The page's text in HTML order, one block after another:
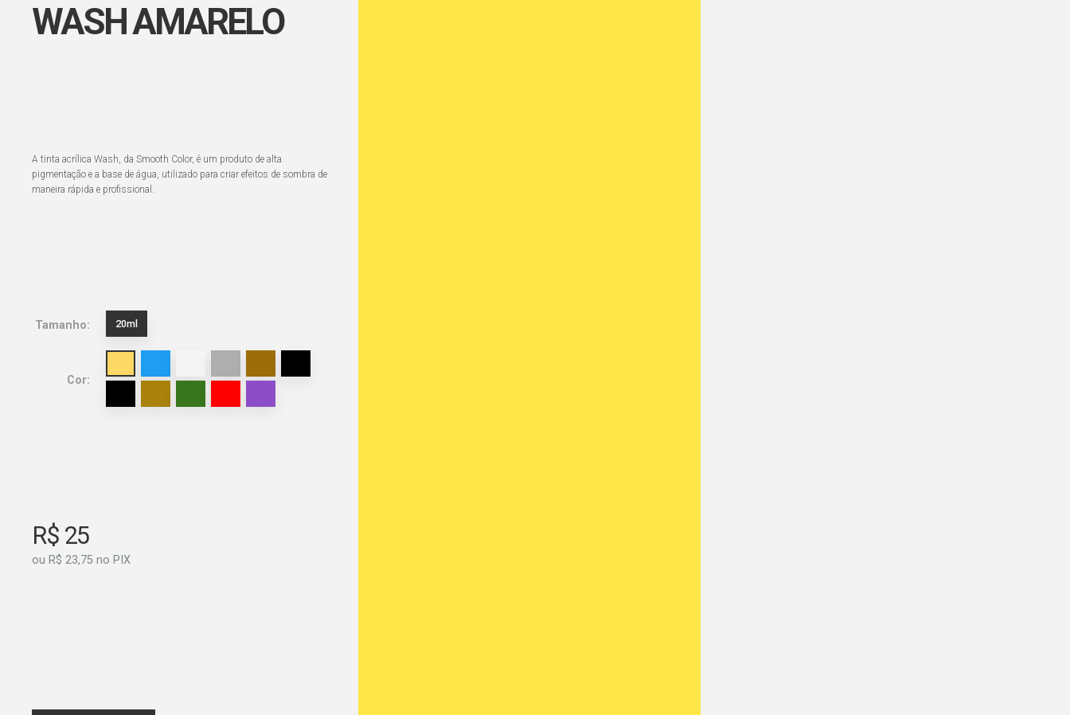
WASH AMARELO
A tinta acrílica Wash, da Smooth Color, é um produto de alta
pigmentação e a base de água, utilizado para criar efeitos de sombra de
maneira rápida e profissional.
Tamanho: 20ml
Cor:
R$ 25
ou R$ 23,75 no PIX